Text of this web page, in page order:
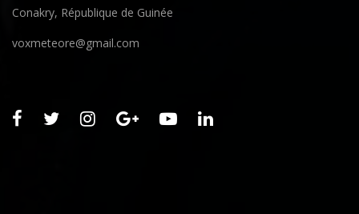
Conakry, République de Guinée
voxmeteore@gmail.com